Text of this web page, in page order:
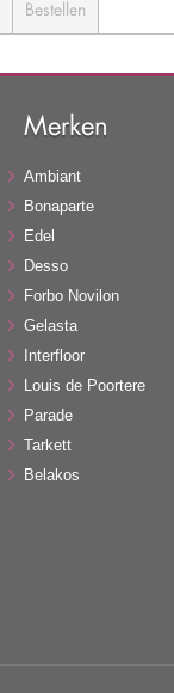
Bestellen
Merken
Ambiant
Bonaparte
Edel
Desso
Forbo Novilon
Gelasta
Interfloor
Louis de Poortere
Parade
Tarkett
Belakos